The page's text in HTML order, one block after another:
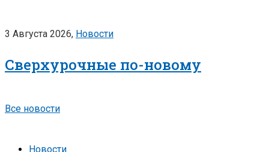
3 Августа 2026, Новости
Сверхурочные по-новому
Все новости
Новости